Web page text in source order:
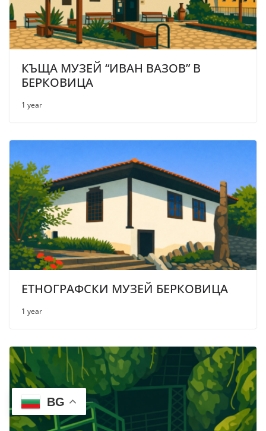
КЪЩА МУЗЕЙ “ИВАН ВАЗОВ” В
БЕРКОВИЦА
1 year
ЕТНОГРАФСКИ МУЗЕЙ БЕРКОВИЦА
1 year
BG